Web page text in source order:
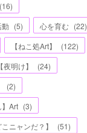
(16)
動 (5) 心を育む (22)
【ねこ処Art】 (122)
【夜明け】 (24)
(2)
】Art (3)
ニャンだ？】
(51)